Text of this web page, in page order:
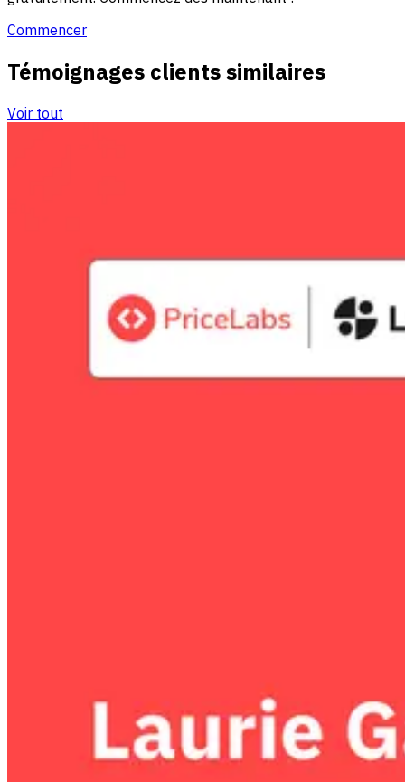
Commencer
Témoignages clients similaires
Voir tout